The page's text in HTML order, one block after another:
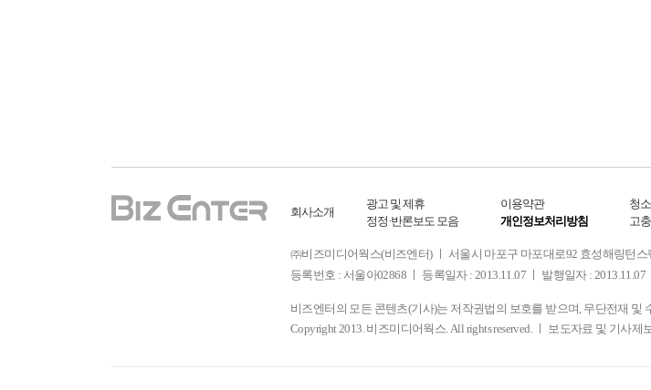
회사소개
광고 및 제휴
정정·반론보도 모음
이용약관
개인정보처리방침
청
고
㈜비즈미디어웍스(비즈엔터) ㅣ 서울시 마포구 마포대로92 효성해링턴스
등록번호 : 서울아02868 ㅣ 등록일자 : 2013.11.07 ㅣ 발행일자 :
비즈엔터의 모든 콘텐츠(기사)는 저작권법의 보호를 받으며, 무단전재 및
Copyright 2013. 비즈미디어웍스. All rights reserved. ㅣ 보도자료 및 기사제